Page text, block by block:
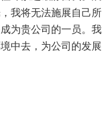
我将无法施展自己所
为贵公司的一员。我
中去，为公司的发展